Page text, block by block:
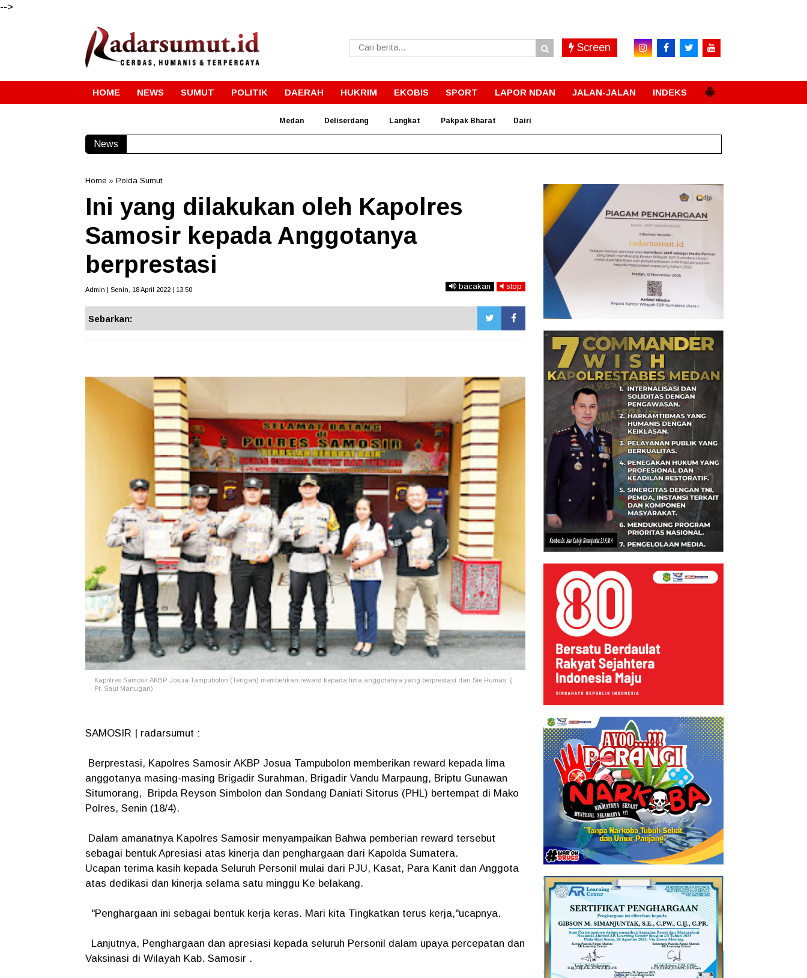
-->
Screen
HOME NEWS SUMUT POLITIK DAERAH HUKRIM EKOBIS SPORT LAPOR NDAN JALAN-JALAN INDEKS
Medan Deliserdang Langkat Pakpak Bharat Dairi
News
Home » Polda Sumut
Ini yang dilakukan oleh Kapolres
Samosir kepada Anggotanya
berprestasi
Admin | Senin, 18 April 2022 | 13.50 bacakan stop
Sebarkan:
Kapolres Samosir AKBP Josua Tampubolon (Tengah) memberikan reward kepada lima anggotanya yang berprestasi dari Sie Humas. (
Ft: Saut Manugari).
SAMOSIR | radarsumut :
Berprestasi, Kapolres Samosir AKBP Josua Tampubolon memberikan reward kepada lima
anggotanya masing-masing Brigadir Surahman, Brigadir Vandu Marpaung, Briptu Gunawan
Situmorang, Bripda Reyson Simbolon dan Sondang Daniati Sitorus (PHL) bertempat di Mako
Polres, Senin (18/4).
Dalam amanatnya Kapolres Samosir menyampaikan Bahwa pemberian reward tersebut
sebagai bentuk Apresiasi atas kinerja dan penghargaan dari Kapolda Sumatera.
Ucapan terima kasih kepada Seluruh Personil mulai dari PJU, Kasat, Para Kanit dan Anggota
atas dedikasi dan kinerja selama satu minggu Ke belakang.
"Penghargaan ini sebagai bentuk kerja keras. Mari kita Tingkatkan terus kerja,"ucapnya.
Lanjutnya, Penghargaan dan apresiasi kepada seluruh Personil dalam upaya percepatan dan
Vaksinasi di Wilayah Kab. Samosir .